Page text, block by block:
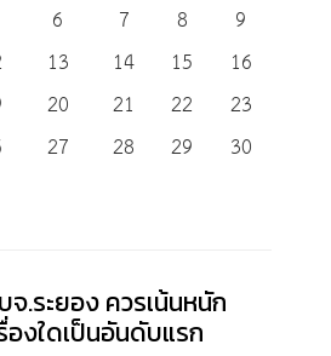
6 7 8
9
13 14 15
16
20 21 22
23
27 28 29
30
.ระยอง ควรเน้นหนัก
องใดเป็นอันดับแรก